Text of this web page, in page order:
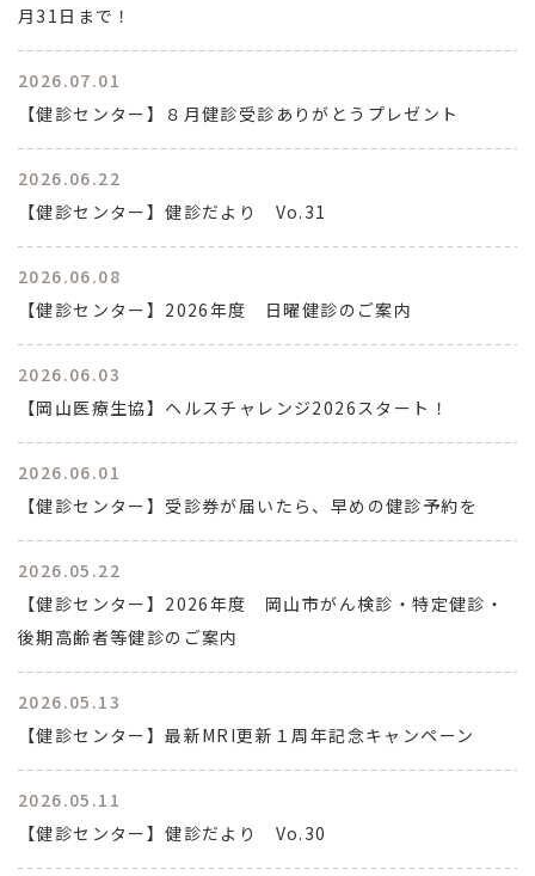
月31日まで！
2026.07.01
【健診センター】８月健診受診ありがとうプレゼント
2026.06.22
【健診センター】健診だより Vo.31
2026.06.08
【健診センター】2026年度 日曜健診のご案内
2026.06.03
【岡山医療生協】ヘルスチャレンジ2026スタート！
2026.06.01
【健診センター】受診券が届いたら、早めの健診予約を
2026.05.22
【健診センター】2026年度 岡山市がん検診・特定健診・
後期高齢者等健診のご案内
2026.05.13
【健診センター】最新MRI更新１周年記念キャンペーン
2026.05.11
【健診センター】健診だより Vo.30